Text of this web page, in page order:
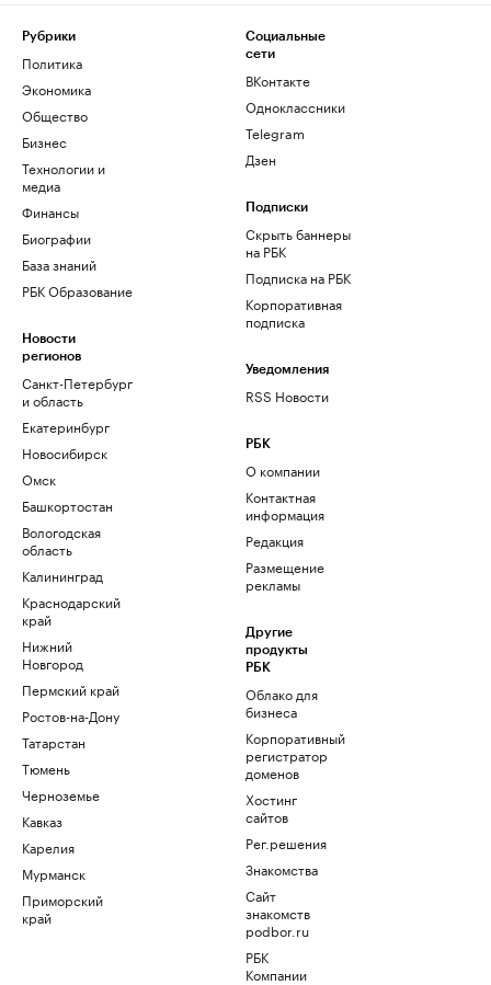
Рубрики
Политика
Экономика
Общество
Бизнес
Технологии и
медиа
Финансы
Биографии
База знаний
РБК Образование
Новости
регионов
Санкт-Петербург
и область
Екатеринбург
Новосибирск
Омск
Башкортостан
Вологодская
область
Калининград
Краснодарский
край
Нижний
Новгород
Пермский край
Ростов-на-Дону
Татарстан
Тюмень
Черноземье
Кавказ
Карелия
Мурманск
Приморский
край
Социальные
сети
ВКонтакте
Одноклассники
Telegram
Дзен
Подписки
Скрыть баннеры
на РБК
Подписка на РБК
Корпоративная
подписка
Уведомления
RSS Новости
РБК
О компании
Контактная
информация
Редакция
Размещение
рекламы
Другие
продукты
РБК
Облако для
бизнеса
Корпоративный
регистратор
доменов
Хостинг
сайтов
Рег.решения
Знакомства
Сайт
знакомств
podbor.ru
РБК
Компании